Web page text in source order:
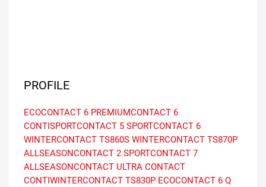
PROFILE
ECOCONTACT 6 PREMIUMCONTACT 6
CONTISPORTCONTACT 5 SPORTCONTACT 6
WINTERCONTACT TS860S WINTERCONTACT TS870P
ALLSEASONCONTACT 2 SPORTCONTACT 7
ALLSEASONCONTACT ULTRA CONTACT
CONTIWINTERCONTACT TS830P ECOCONTACT 6 Q